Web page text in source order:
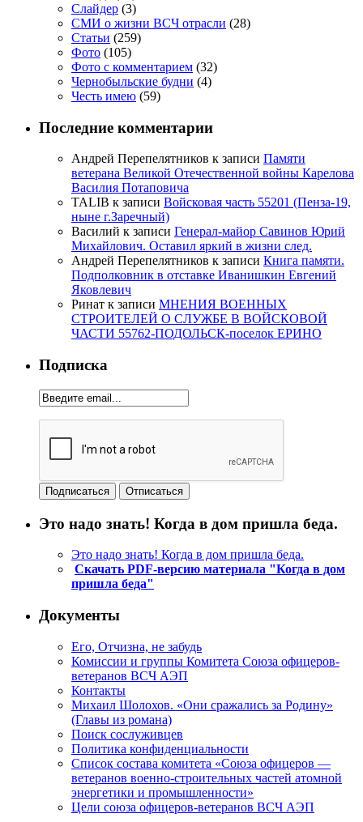
Слайдер (3)
СМИ о жизни ВСЧ отрасли (28)
Статьи (259)
Фото (105)
Фото с комментарием (32)
Чернобыльские будни (4)
Честь имею (59)
Последние комментарии
Андрей Перепелятников к записи Памяти
ветерана Великой Отечественной войны Карелова
Василия Потаповича
TALIB к записи Войсковая часть 55201 (Пенза-19,
ныне г.Заречный)
Василий к записи Генерал-майор Савинов Юрий
Михайлович. Оставил яркий в жизни след.
Андрей Перепелятников к записи Книга памяти.
Подполковник в отставке Иванишкин Евгений
Яковлевич
Ринат к записи МНЕНИЯ ВОЕННЫХ
СТРОИТЕЛЕЙ О СЛУЖБЕ В ВОЙСКОВОЙ
ЧАСТИ 55762-ПОДОЛЬСК-поселок ЕРИНО
Подписка
Это надо знать! Когда в дом пришла беда.
Это надо знать! Когда в дом пришла беда.
Скачать PDF-версию материала "Когда в дом
пришла беда"
Документы
Его, Отчизна, не забудь
Комиссии и группы Комитета Союза офицеров-
ветеранов ВСЧ АЭП
Контакты
Михаил Шолохов. «Они сражались за Родину»
(Главы из романа)
Поиск сослуживцев
Политика конфиденциальности
Список состава комитета «Союза офицеров —
ветеранов военно-строительных частей атомной
энергетики и промышленности»
Цели союза офицеров-ветеранов ВСЧ АЭП